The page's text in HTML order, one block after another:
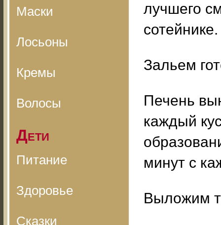
Маски
Лосьоны
Кремы
Волосы
Дети
Питание
Здоровье
Сказки
лучшего
сотейнике.
Зальем
Печень
каждый
минут с
Выложим